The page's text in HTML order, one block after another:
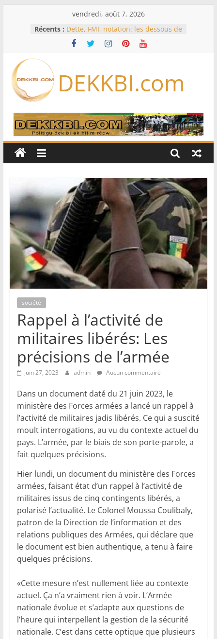
vendredi, août 7, 2026
Récents : Dette, FMI, notation: les dessous de
l’effondrement des IDE au
Sénégal…comment le Sénégal est
Bénin: Patrice Talon élu président
du Sénat, moins de trois mois
Pakistan et la Turquie signent un
accord de défense
RD Congo: Kinshasa interdit les
exportations de cuivre et de cobalt
production
extraordinaire: Six commissions
d’enquête à l’ordre du jour ce lundi
DEKKBI.com
société
Rappel à l’activité de
militaires libérés: Les
précisions de l’armée
juin 27, 2023 admin Aucun commentaire
Dans un document daté du 21 juin 2023, le
ministère des Forces armées a lancé un rappel à
l’activité de militaires jadis libérés. Ce qui a suscité
moult interrogations, au vu du contexte actuel du
pays. L’armée, par le biais de son porte-parole, a
fait quelques précisions.
Hier lundi, un document du ministère des Forces
armées, faisant état d’un rappel à l’activité de
militaires issus de cinq contingents libérés, a
polarisé l’actualité. Le Colonel Moussa Coulibaly,
patron de la Direction de l’information et des
relations publiques des Armées, qui déclare que
le document est bien authentique, a tenu à faire
quelques précisions.
«Cette mesure n’est nullement liée au contexte
actuel. Ça n’a vraiment rien à voir. L’Armée
nationale évolue et s’adapte aux questions de
l’heure qui interpellent la gestion de la sécurité
nationale. C’est dans cette optique que plusieurs